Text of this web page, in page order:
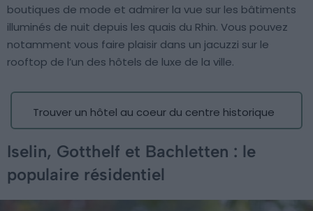
boutiques de mode et admirer la vue sur les bâtiments
illuminés de nuit depuis les quais du Rhin. Vous pouvez
notamment vous faire plaisir dans un jacuzzi sur le
rooftop de l’un des hôtels de luxe de la ville.
Trouver un hôtel au coeur du centre historique
Iselin, Gotthelf et Bachletten : le
populaire résidentiel